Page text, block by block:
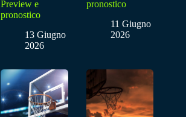
Preview e
pronostico
13 Giugno
2026
pronostico
11 Giugno
2026